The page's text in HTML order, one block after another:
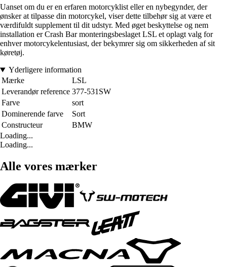
Uanset om du er en erfaren motorcyklist eller en nybegynder, der
ønsker at tilpasse din motorcykel, viser dette tilbehør sig at være et
værdifuldt supplement til dit udstyr. Med øget beskyttelse og nem
installation er Crash Bar monteringsbeslaget LSL et oplagt valg for
enhver motorcykelentusiast, der bekymrer sig om sikkerheden af sit
køretøj.
Yderligere information
Mærke
LSL
Leverandør reference 377-531SW
Farve
sort
Dominerende farve
Sort
Constructeur
BMW
Loading...
Loading...
Alle vores mærker